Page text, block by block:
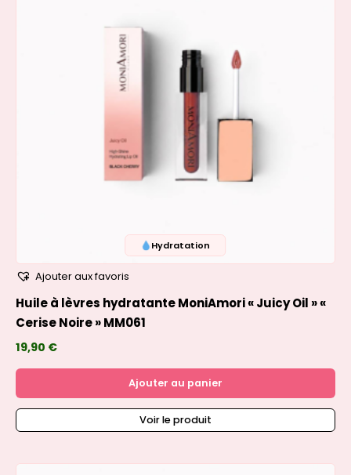
Hydratation
Ajouter aux favoris
Huile à lèvres hydratante MoniAmori « Juicy Oil » «
Cerise Noire » MM061
19,90 €
Ajouter au panier
Voir le produit